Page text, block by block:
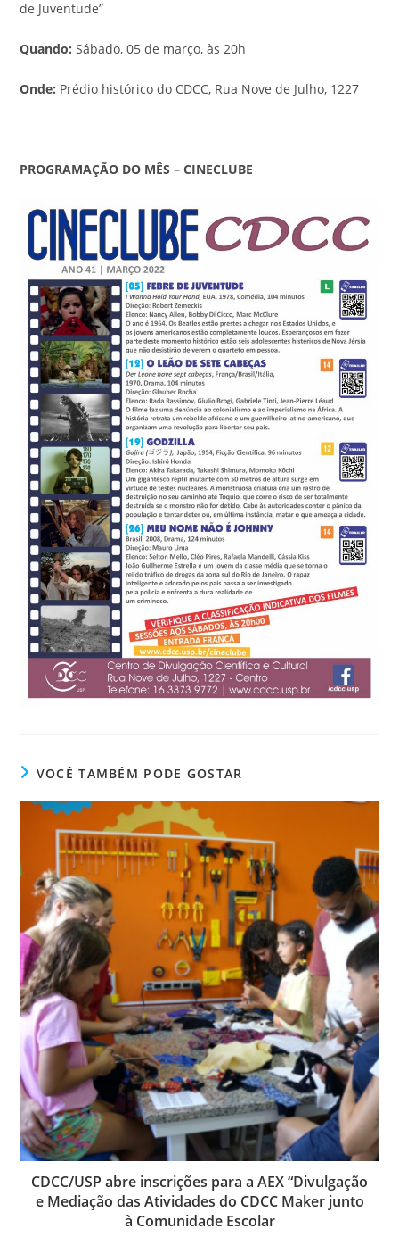
de Juventude”
Quando: Sábado, 05 de março, às 20h
Onde: Prédio histórico do CDCC, Rua Nove de Julho, 1227
PROGRAMAÇÃO DO MÊS – CINECLUBE
VOCÊ TAMBÉM PODE GOSTAR
CDCC/USP abre inscrições para a AEX “Divulgação
e Mediação das Atividades do CDCC Maker junto
à Comunidade Escolar